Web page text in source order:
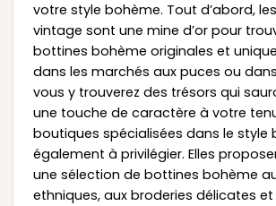
votre style bohème. Tout d’abord,
vintage sont une mine d’or pour
bottines bohème originales et
dans les marchés aux puces ou
vous y trouverez des trésors qui
une touche de caractère à votre
boutiques spécialisées dans le style
également à privilégier. Elles
une sélection de bottines bohème
ethniques, aux broderies délicates